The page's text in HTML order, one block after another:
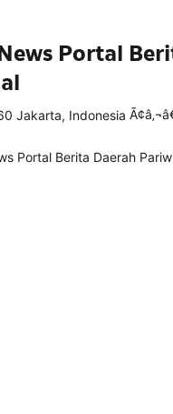
Portal
Jakarta, Indonesia